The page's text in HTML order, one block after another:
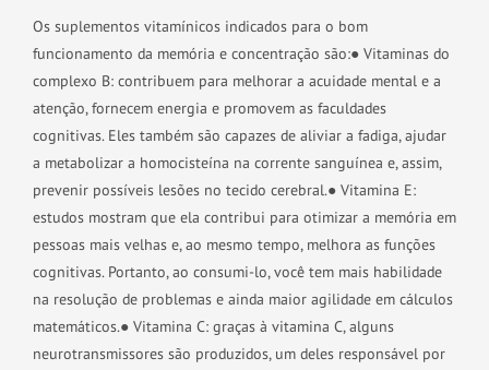
Os suplementos vitamínicos indicados para o bom
funcionamento da memória e concentração são:● Vitaminas do
complexo B: contribuem para melhorar a acuidade mental e a
atenção, fornecem energia e promovem as faculdades
cognitivas. Eles também são capazes de aliviar a fadiga, ajudar
a metabolizar a homocisteína na corrente sanguínea e, assim,
prevenir possíveis lesões no tecido cerebral.● Vitamina E:
estudos mostram que ela contribui para otimizar a memória em
pessoas mais velhas e, ao mesmo tempo, melhora as funções
cognitivas. Portanto, ao consumi-lo, você tem mais habilidade
na resolução de problemas e ainda maior agilidade em cálculos
matemáticos.● Vitamina C: graças à vitamina C, alguns
neurotransmissores são produzidos, um deles responsável por